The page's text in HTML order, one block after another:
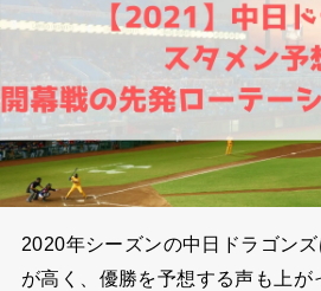
2020年シーズンの中日ドラゴン
が高く、優勝を予想する声も上が